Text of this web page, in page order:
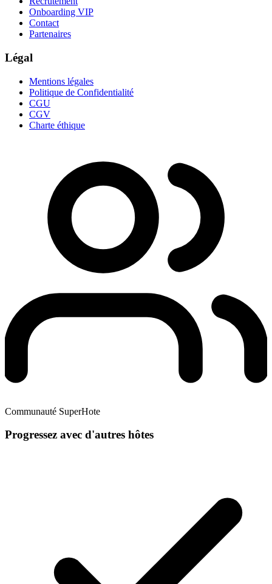
Onboarding VIP
Contact
Partenaires
Légal
Mentions légales
Politique de Confidentialité
CGU
CGV
Charte éthique
Communauté SuperHote
Progressez avec d'autres hôtes